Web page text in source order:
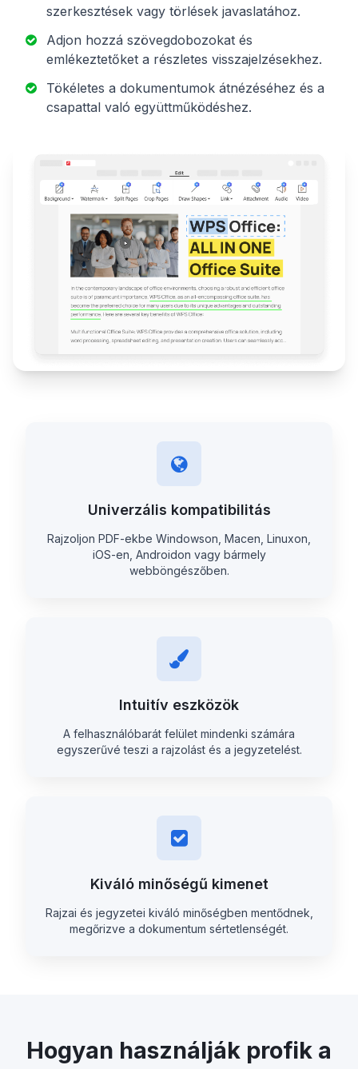
szerkesztések vagy törlések javaslatához.
Adjon hozzá szövegdobozokat és
emlékeztetőket a részletes visszajelzésekhez.
Tökéletes a dokumentumok átnézéséhez és a
csapattal való együttműködéshez.
Univerzális kompatibilitás
Rajzoljon PDF-ekbe Windowson, Macen, Linuxon,
iOS-en, Androidon vagy bármely
webböngészőben.
Intuitív eszközök
A felhasználóbarát felület mindenki számára
egyszerűvé teszi a rajzolást és a jegyzetelést.
Kiváló minőségű kimenet
Rajzai és jegyzetei kiváló minőségben mentődnek,
megőrizve a dokumentum sértetlenségét.
Hogyan használják profik a